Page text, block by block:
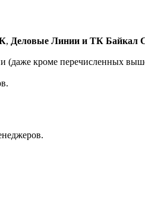
, Деловые Линии и ТК Байкал
(даже кроме перечисленных